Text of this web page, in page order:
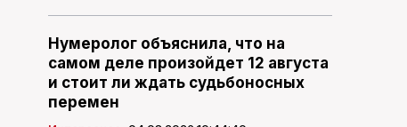
Нумеролог объяснила, что на
самом деле произойдет 12 августа
и стоит ли ждать судьбоносных
перемен